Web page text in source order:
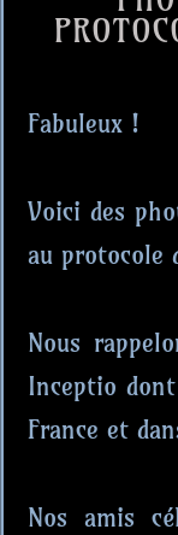
Fabuleux !
Voici des
au protocole
Nous
Inceptio
France et
Nos amis